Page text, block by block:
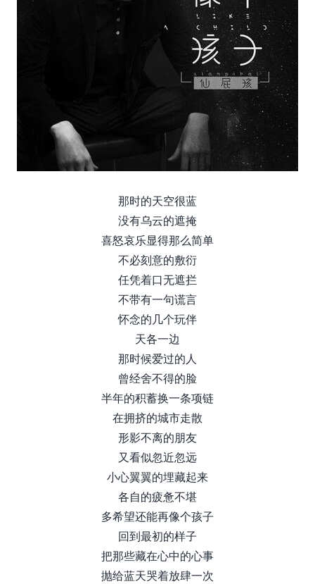
那时的天空很蓝
没有乌云的遮掩
喜怒哀乐显得那么简单
不必刻意的敷衍
任凭着口无遮拦
不带有一句谎言
怀念的几个玩伴
天各一边
那时候爱过的人
曾经舍不得的脸
半年的积蓄换一条项链
在拥挤的城市走散
形影不离的朋友
又看似忽近忽远
小心翼翼的埋藏起来
各自的疲惫不堪
多希望还能再像个孩子
回到最初的样子
把那些藏在心中的心事
抛给蓝天哭着放肆一次